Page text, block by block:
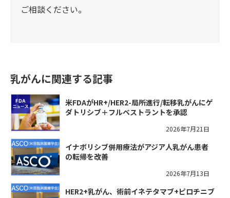
ご相談ください。
乳がんに関連する記事
米FDAがHR+/HER2-局所進行/転移乳がんにゲ
ダトリシブ＋フルベストラントを承認
2026年7月21日
イナボリシブ併用療法がアジア人乳がん患者
の転帰を改善
2026年7月13日
HER2+乳がん、術前イネテタマブ+ピロチニブ